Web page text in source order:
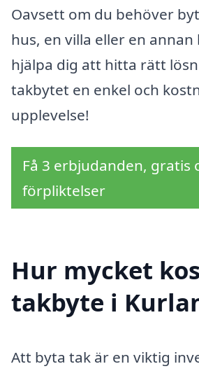
Oavsett om du behöver
hus, en villa eller en
hjälpa dig att hitta rätt
takbytet en enkel och
upplevelse!
Få 3 erbjudanden, gratis
förpliktelser
Hur mycket
takbyte i
Att byta tak är en viktig